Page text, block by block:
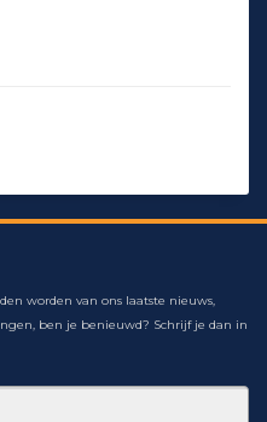
worden van ons laatste nieuws,
ben je benieuwd? Schrijf je dan in